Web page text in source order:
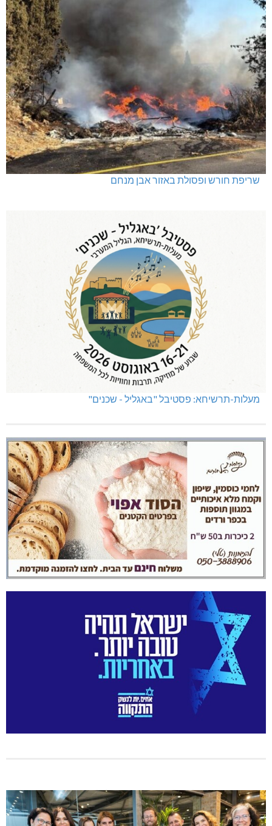
שריפת חורש ופסולת באזור אבן מנחם
מעלות-תרשיחא: פסטיבל "באגליל - שכנים"